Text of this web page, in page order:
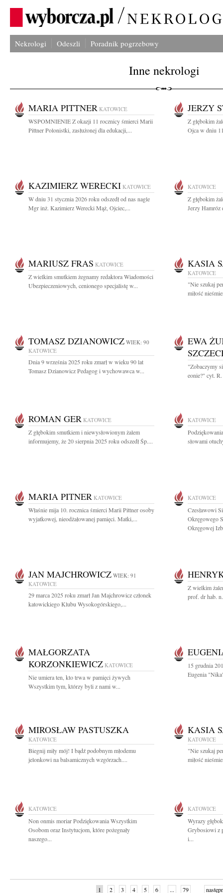
Nekrologi Odeszli Poradnik pogrzebowy
Inne nekrologi
MARIA PITTNER KATOWICE
WSPOMNIENIE Z okazji 11 rocznicy śmierci Marii
Pittner Polonistki, zasłużonej dla edukacji,...
JERZY
Z głębokim
Ojca w dniu
KAZIMIERZ WERECKI KATOWICE
W dniu 31 stycznia 2026 roku odszedł od nas nagle
Mgr inż. Kazimierz Werecki Mąż, Ojciec,...
KATOWICE
Z głębokim
Jerzy Hamróz
MARIUSZ FRAS KATOWICE
Z wielkim smutkiem żegnamy redaktora Wiadomości
Ubezpieczeniowych, cenionego specjalistę w...
KASIA
KATOWICE
"Nie szukaj
miłość
TOMASZ DZIANOWICZ WIEK: 90
KATOWICE
Dnia 9 września 2025 roku zmarł w wieku 90 lat
Tomasz Dzianowicz Pedagog i wychowawca w...
EWA
"Zobaczymy
eonie?" cyt.
ROMAN GER KATOWICE
Z głębokim smutkiem i niewysłowionym żalem
informujemy, że 20 sierpnia 2025 roku odszedł Śp....
KATOWICE
słowami
MARIA PITNER KATOWICE
Właśnie mija 10. rocznica śmierci Marii Pittner osoby
wyjatkowej, nieodżałowanej pamięci. Matki,...
KATOWICE
Czesławowi
Okręgowego
Okręgowej
JAN MAJCHROWICZ WIEK: 91
KATOWICE
29 marca 2025 roku zmarł Jan Majchrowicz członek
katowickiego Klubu Wysokogórskiego,...
Z wielkim
prof. dr hab.
MAŁGORZATA
KORZONKIEWICZ KATOWICE
Nie umiera ten, kto trwa w pamięci żywych
Wszystkim tym, którzy byli z nami w...
15 grudnia
Eugenia
MIROSŁAW PASTUSZKA
KATOWICE
Biegnij miły mój! I bądź podobnym młodemu
jelonkowi na balsamicznych wzgórzach....
KASIA
KATOWICE
"Nie szukaj
miłość
KATOWICE
Non onmis moriar Podziękowania Wszystkim
Osobom oraz Instytucjom, które pożegnały
naszego...
KATOWICE
Wyrazy
Grybosiowi z
i...
1 2 3 4 5 6 ... 79